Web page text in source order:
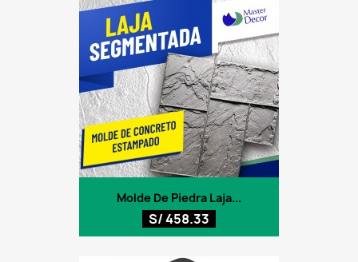
Molde De Piedra Laja...
S/ 458.33